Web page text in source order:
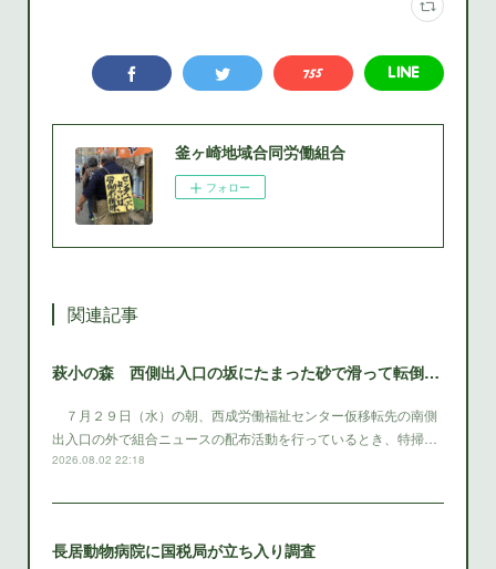
釜ヶ崎地域合同労働組合
フォロー
関連記事
萩小の森 西側出入口の坂にたまった砂で滑って転倒 西成区役所は早急に砂を除去する対策をとること
７月２９日（水）の朝、西成労働福祉センター仮移転先の南側
出入口の外で組合ニュースの配布活動を行っているとき、特掃…
2026.08.02 22:18
長居動物病院に国税局が立ち入り調査